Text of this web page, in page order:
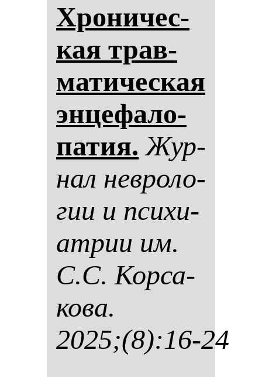
Хро­ни­чес­
кая трав­
ма­ти­чес­кая
эн­це­фа­ло­
па­тия. Жур­
нал нев­ро­ло­
гии и пси­хи­
ат­рии им.
С.С. Кор­са­
ко­ва.
2025;(8):16-24